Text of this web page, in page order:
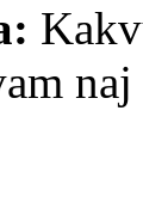
naj